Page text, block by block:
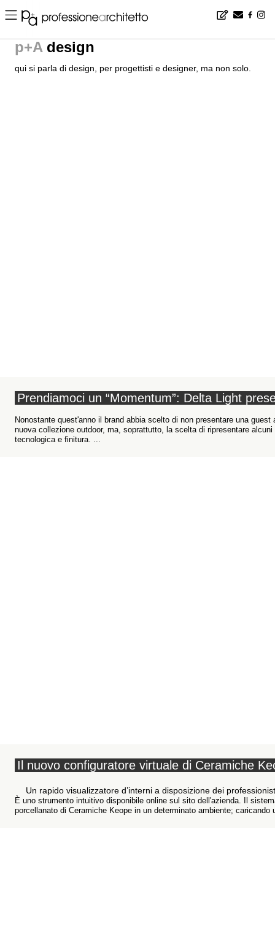
ORTICOLARIO 2023: un’esperienza unica di
L’evento autunnale sul Lago di Como che ospiterà gli eleganti
L'atteso appuntamento con Orticolario, edizione 2023, si prepara a
esterno....
Prendiamoci un “Momentum”: Delta Light
Nonostante quest'anno il brand abbia scelto di non presentare una
nuova collezione outdoor, ma, soprattutto, la scelta di ripresentare
tecnologica e finitura. ...
Il nuovo configuratore virtuale di Ceramiche
Un rapido visualizzatore d’interni a disposizione dei
È uno strumento intuitivo disponibile online sul sito dell'azienda. Il
porcellanato di Ceramiche Keope in un determinato ambiente;